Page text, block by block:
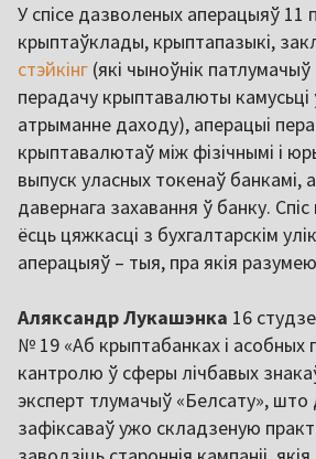
У спісе дазволеных аперацыяў 11
крыптаўклады, крыптапазыкі,
стэйкінг (які чыноўнік
перадачу крыптавалюты камусьці
атрыманне даходу), аперацыі
крыптавалютаў між фізічнымі і
выпуск уласных токенаў банкамі,
давернага захавання ў банку.
ёсць цяжкасці з бухгалтарскім
аперацыяў – тыя, пра якія
Аляксандр Лукашэнка 16
№ 19 «Аб крыптабанках і асобных
кантролю ў сферы лічбавых
эксперт тлумачыў «Белсату», што
зафіксаваў ужо складзеную